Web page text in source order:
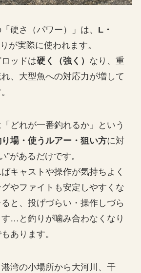
硬さ（パワー）」は、 L・
が実際に使われます。
ッドは硬く（強く） なり、重
、大型魚への対応力が増して
どれが一番釣れるか」という
場・使うルアー・狙い方に対
”があるだけです。
キャストや操作が気持ちよく
やファイトも安定しやすくな
と、投げづらい・操作しづら
…と釣りが噛み合わなくなり
あります。
湾の小場所から大河川、干